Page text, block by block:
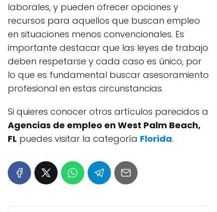
laborales, y pueden ofrecer opciones y
recursos para aquellos que buscan empleo
en situaciones menos convencionales. Es
importante destacar que las leyes de trabajo
deben respetarse y cada caso es único, por
lo que es fundamental buscar asesoramiento
profesional en estas circunstancias.
Si quieres conocer otros artículos parecidos a
Agencias de empleo en West Palm Beach,
FL puedes visitar la categoría Florida.